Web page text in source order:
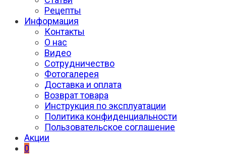
Рецепты
Информация
Контакты
О нас
Видео
Сотрудничество
Фотогалерея
Доставка и оплата
Возврат товара
Инструкция по эксплуатации
Политика конфиденциальности
Пользовательское соглашение
Акции
0